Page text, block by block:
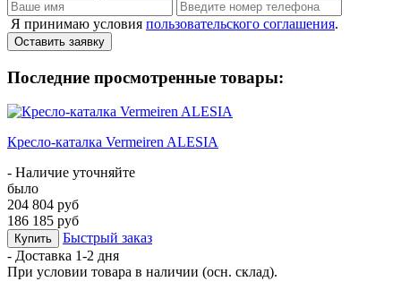
Я принимаю условия пользовательского соглашения.
Оставить заявку
Последние просмотренные товары:
Кресло-каталка Vermeiren ALESIA
- Наличие уточняйте
было
204 804 руб
186 185 руб
Купить
Быстрый заказ
- Доставка 1-2 дня
При условии товара в наличии (осн. склад).